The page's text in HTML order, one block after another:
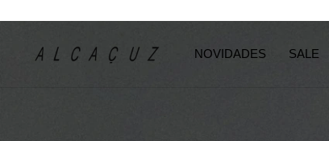
NOVIDADES SALE